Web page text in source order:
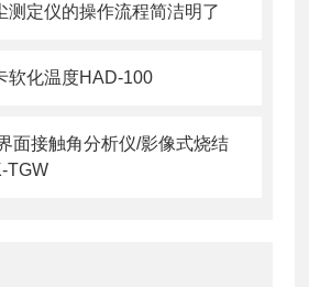
测定仪的操作流程简洁明了
软化温度HAD-100
面接触角分析仪/影像式烧结
TGW